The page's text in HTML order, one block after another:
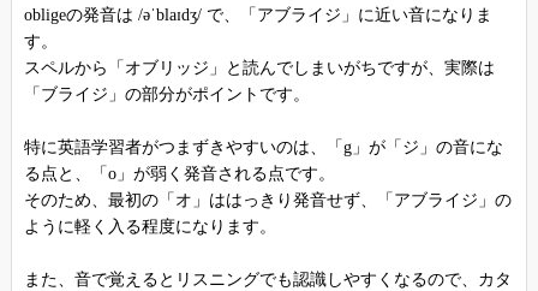
obligeの発音は /əˈblaɪdʒ/ で、「アブライジ」に近い音になりま
す。
スペルから「オブリッジ」と読んでしまいがちですが、実際は
「ブライジ」の部分がポイントです。
特に英語学習者がつまずきやすいのは、「g」が「ジ」の音にな
る点と、「o」が弱く発音される点です。
そのため、最初の「オ」ははっきり発音せず、「アブライジ」の
ように軽く入る程度になります。
また、音で覚えるとリスニングでも認識しやすくなるので、カタ